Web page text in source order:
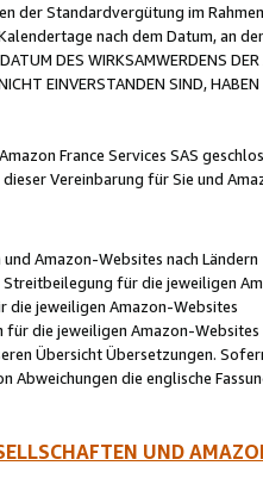
der Standardvergütung im
nach dem Datum, an
DES WIRKSAMWERDENS
EINVERSTANDEN SIND,
France Services SAS
Vereinbarung für Sie und
Amazon-Websites nach Ländern
Streitbeilegung für die jeweiligen
die jeweiligen Amazon-Websites
für die jeweiligen Amazon-Websites
Übersicht Übersetzungen.
Abweichungen die englische
UND